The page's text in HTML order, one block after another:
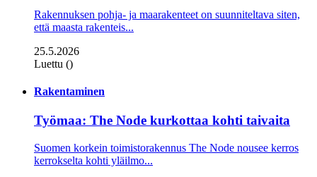
Rakennuksen pohja- ja maarakenteet on suunniteltava siten,
että maasta rakenteis...
25.5.2026
Luettu ()
Rakentaminen
Työmaa: The Node kurkottaa kohti taivaita
Suomen korkein toimistorakennus The Node nousee kerros
kerrokselta kohti yläilmo...